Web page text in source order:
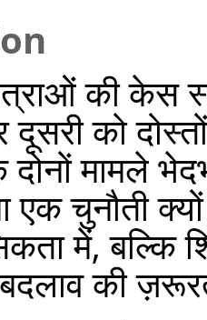
की केस
को दोस्तों
दोनों मामले
एक चुनौती
में,
की